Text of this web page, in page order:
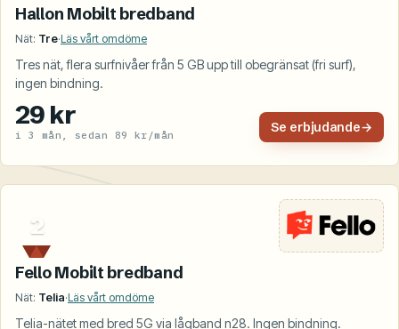
Hallon Mobilt bredband
Nät: Tre·Läs vårt omdöme
Tres nät, flera surfnivåer från 5 GB upp till obegränsat (fri surf),
ingen bindning.
29 kr
i 3 mån, sedan 89 kr/mån Se erbjudande→
2
Fello Mobilt bredband
Nät: Telia·Läs vårt omdöme
Telia-nätet med bred 5G via lågband n28. Ingen bindning.